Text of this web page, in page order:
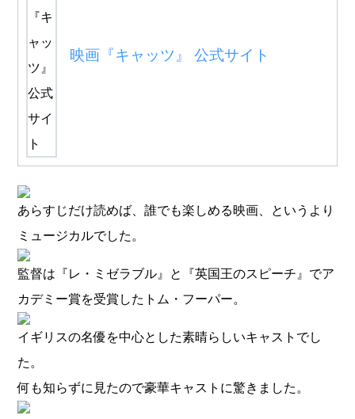
映画『キャッツ』 公式サイト
あらすじだけ読めば、誰でも楽しめる映画、というより
ミュージカルでした。
監督は『レ・ミゼラブル』と『英国王のスピーチ』でア
カデミー賞を受賞したトム・フーパー。
イギリスの名優を中心とした素晴らしいキャストでし
た。
何も知らずに見たので豪華キャストに驚きました。